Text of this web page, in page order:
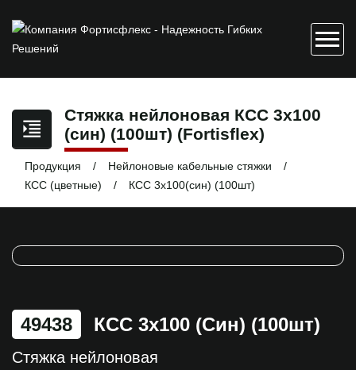
Стяжка нейлоновая КСС 3х100
(син) (100шт) (Fortisflex)
Продукция
Нейлоновые кабельные стяжки
КСС (цветные)
КСС 3х100(син) (100шт)
49438 КСС 3х100 (син) (100шт)
Стяжка нейлоновая